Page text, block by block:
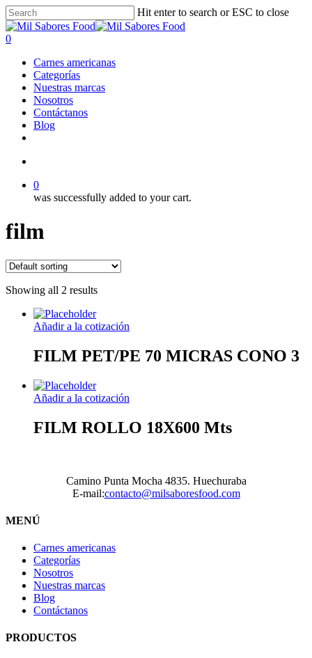
Skip
to
main
Hit enter to search or ESC to close
Close
Search
search
0
Carnes americanas
Categorías
Nuestras marcas
Nosotros
Contáctanos
Blog
0
was successfully added to your cart.
film
Showing all 2 results
Añadir a la cotización
FILM PET/PE 70 MICRAS CONO 3
Añadir a la cotización
FILM ROLLO 18X600 Mts
Camino Punta Mocha 4835. Huechuraba
E-mail:contacto@milsaboresfood.com
MENÚ
Carnes americanas
Categorías
Nosotros
Nuestras marcas
Blog
Contáctanos
PRODUCTOS